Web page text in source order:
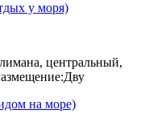
у моря)
центральный,
на море)